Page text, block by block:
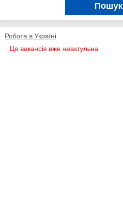
Пошук
Робота в Україні
Ця вакансія вже неактульна